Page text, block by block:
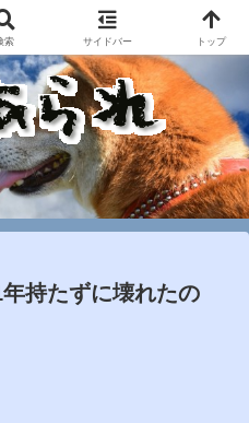
持たずに壊れたの
索 サイドバー トップ